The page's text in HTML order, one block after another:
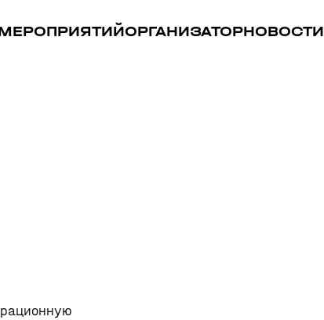
ОРГАНИЗАТОРНОВОСТИ